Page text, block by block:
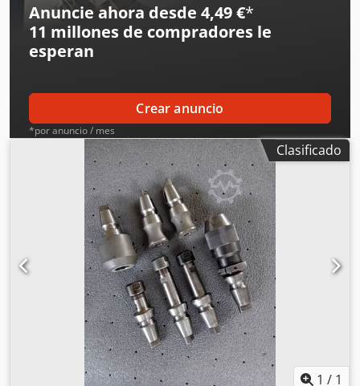
Anuncie ahora desde 4,49 €*
11 millones de compradores le
esperan
Crear anuncio
*por anuncio / mes
Clasificado
1 / 1